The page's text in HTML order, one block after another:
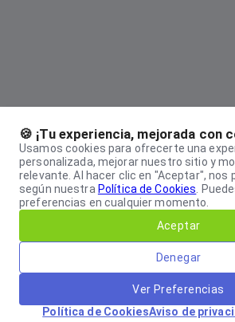
🍪 ¡Tu experiencia, mejorada con
Usamos cookies para ofrecerte una
personalizada, mejorar nuestro sitio y
relevante. Al hacer clic en "Aceptar", nos
según nuestra Política de Cookies
preferencias en cualquier momento.
Denegar
Ver Preferencias
Aceptar
Política de CookiesAviso de